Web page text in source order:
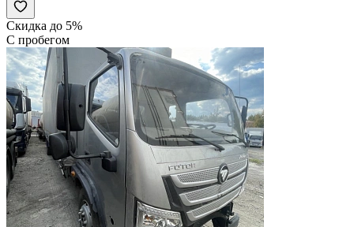
Скидка до 5%
С пробегом